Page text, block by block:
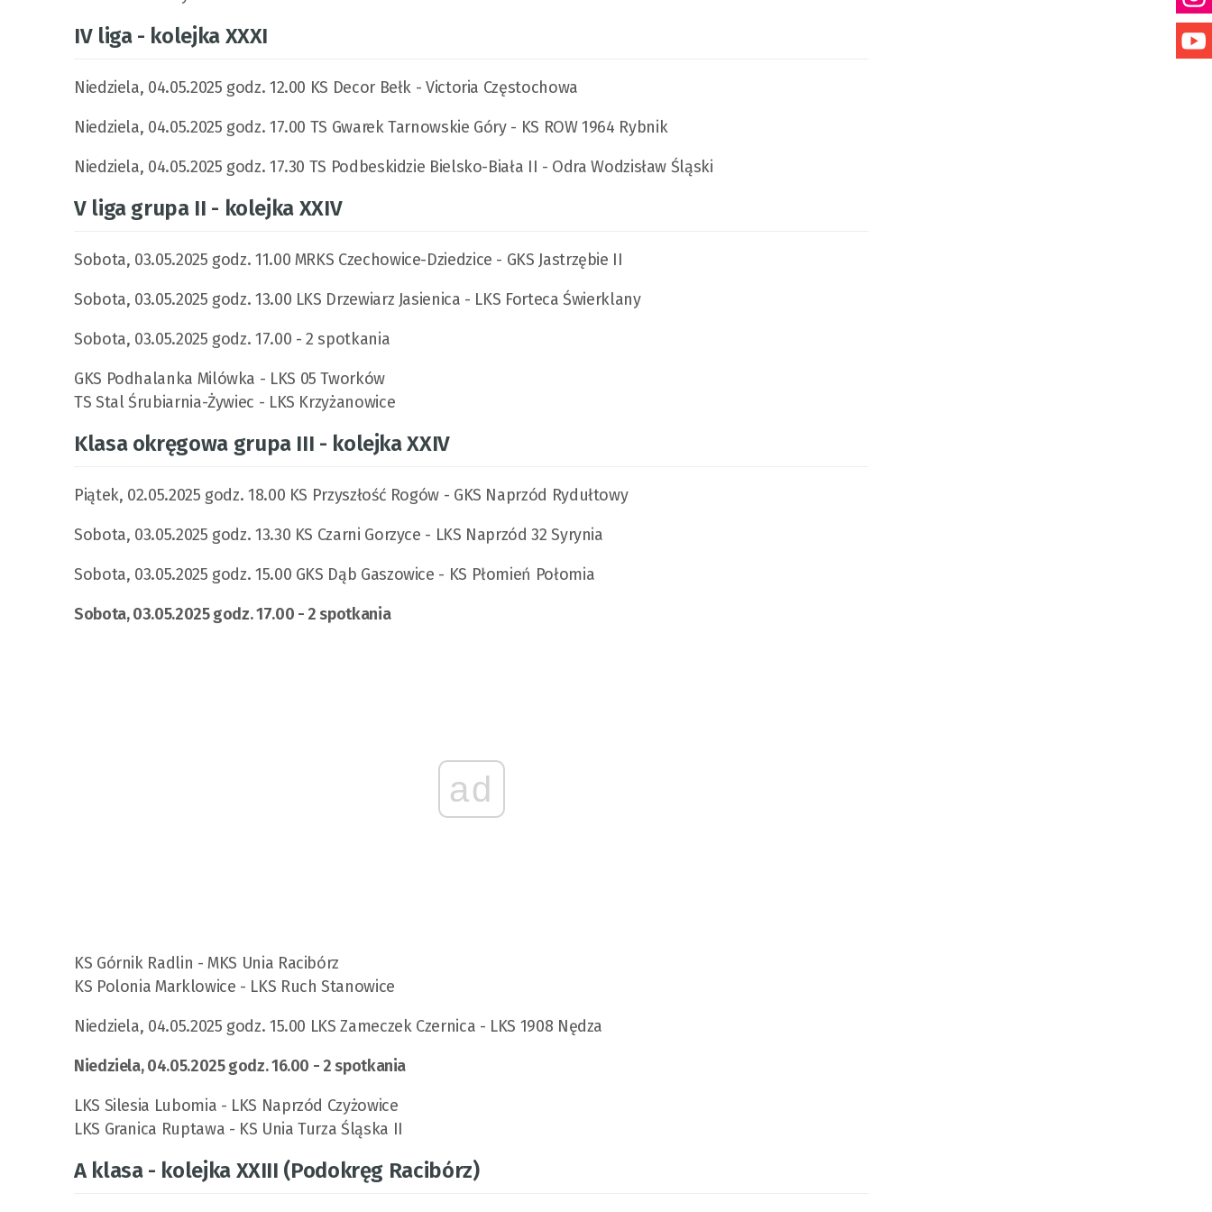
IV liga - kolejka XXXI
Niedziela, 04.05.2025 godz. 12.00 KS Decor Bełk - Victoria Częstochowa
Niedziela, 04.05.2025 godz. 17.00 TS Gwarek Tarnowskie Góry - KS ROW 1964 Rybnik
Niedziela, 04.05.2025 godz. 17.30 TS Podbeskidzie Bielsko-Biała II - Odra Wodzisław Śląski
V liga grupa II - kolejka XXIV
Sobota, 03.05.2025 godz. 11.00 MRKS Czechowice-Dziedzice - GKS Jastrzębie II
Sobota, 03.05.2025 godz. 13.00 LKS Drzewiarz Jasienica - LKS Forteca Świerklany
Sobota, 03.05.2025 godz. 17.00 - 2 spotkania
GKS Podhalanka Milówka - LKS 05 Tworków
TS Stal Śrubiarnia-Żywiec - LKS Krzyżanowice
Klasa okręgowa grupa III - kolejka XXIV
Piątek, 02.05.2025 godz. 18.00 KS Przyszłość Rogów - GKS Naprzód Rydułtowy
Sobota, 03.05.2025 godz. 13.30 KS Czarni Gorzyce - LKS Naprzód 32 Syrynia
Sobota, 03.05.2025 godz. 15.00 GKS Dąb Gaszowice - KS Płomień Połomia
Sobota, 03.05.2025 godz. 17.00 - 2 spotkania
ad
KS Górnik Radlin - MKS Unia Racibórz
KS Polonia Marklowice - LKS Ruch Stanowice
Niedziela, 04.05.2025 godz. 15.00 LKS Zameczek Czernica - LKS 1908 Nędza
Niedziela, 04.05.2025 godz. 16.00 - 2 spotkania
LKS Silesia Lubomia - LKS Naprzód Czyżowice
LKS Granica Ruptawa - KS Unia Turza Śląska II
A klasa - kolejka XXIII (Podokręg Racibórz)